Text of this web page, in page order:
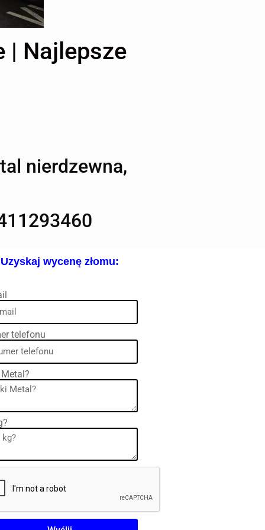
| Najlepsze
nierdzewna,
Uzyskaj wycenę złomu:
telefonu